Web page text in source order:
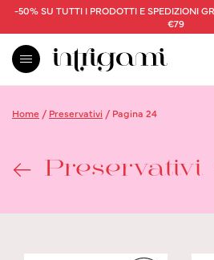
-50% SU TUTTI I PRODOTTI E SPEDIZIONI
€79
Home / Preservativi / Pagina 24
Preservativi